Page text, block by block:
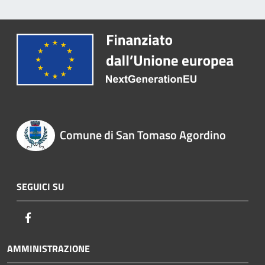
Comune di San Tomaso Agordino
SEGUICI SU
AMMINISTRAZIONE